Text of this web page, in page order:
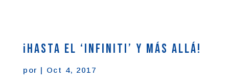
¡Hasta el ‘Infiniti’ y más allá!
por | Oct 4, 2017